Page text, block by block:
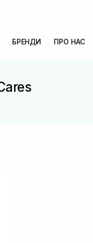
БРЕНДИ ПРО НАС